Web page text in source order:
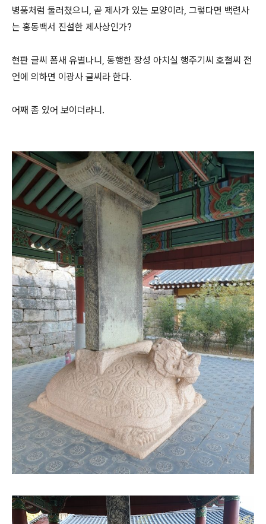
병풍처럼 둘러쳤으니, 곧 제사가 있는 모양이라, 그렇다면 백련사
는 홍동백서 진설한 제사상인가?
현판 글씨 폼새 유별나니, 동행한 장성 아치실 행주기씨 호철씨 전
언에 의하면 이광사 글씨라 한다.
어째 좀 있어 보이더라니.